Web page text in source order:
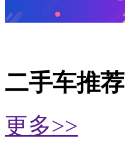
二手车推荐
更多>>